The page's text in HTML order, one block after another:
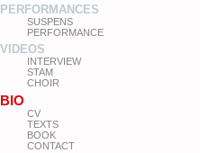
PERFORMANCES
SUSPENS
PERFORMANCE
VIDEOS
INTERVIEW
STAM
CHOIR
BIO
CV
TEXTS
BOOK
CONTACT